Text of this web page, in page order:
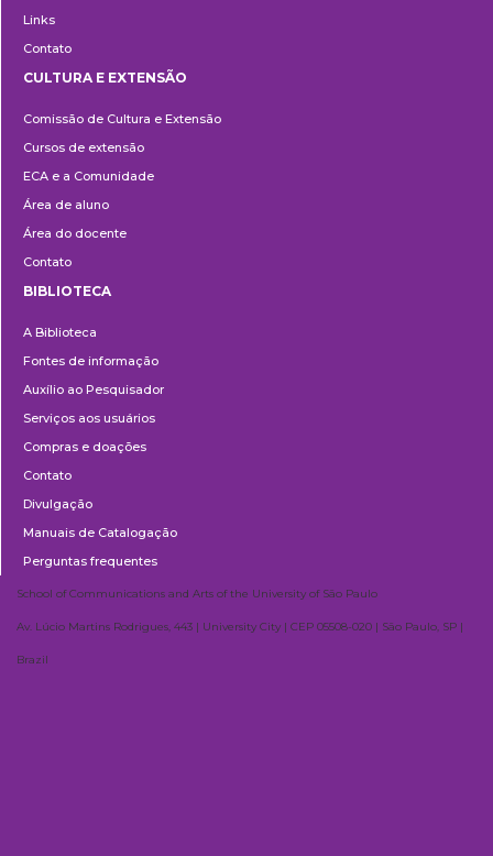
Links
Contato
e
Extensão
CULTURA E EXTENSÃO
Comissão de Cultura e Extensão
Cursos de extensão
ECA e a Comunidade
Área de aluno
Área do docente
Contato
BIBLIOTECA
A Biblioteca
Fontes de informação
Auxílio ao Pesquisador
Serviços aos usuários
Compras e doações
Contato
Divulgação
Manuais de Catalogação
Perguntas frequentes
School of Communications and Arts of the University of São Paulo
Av. Lúcio Martins Rodrigues, 443 | University City | CEP 05508-020 | São Paulo, SP |
Brazil